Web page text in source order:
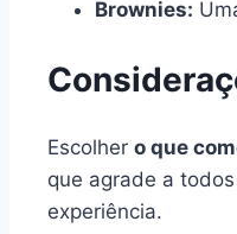
Brownies:
Escolher o que
que agrade a
experiência.